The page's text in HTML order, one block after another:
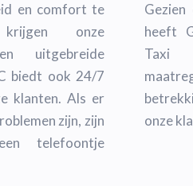
en comfort te
krijgen onze
uitgebreide
biedt ook 24/7
klanten. Als er
zijn, zijn
telefoontje
heeft
Taxi
onze